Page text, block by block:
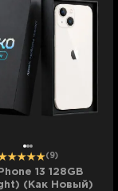
(9)
13 128GB
(Как Новый)